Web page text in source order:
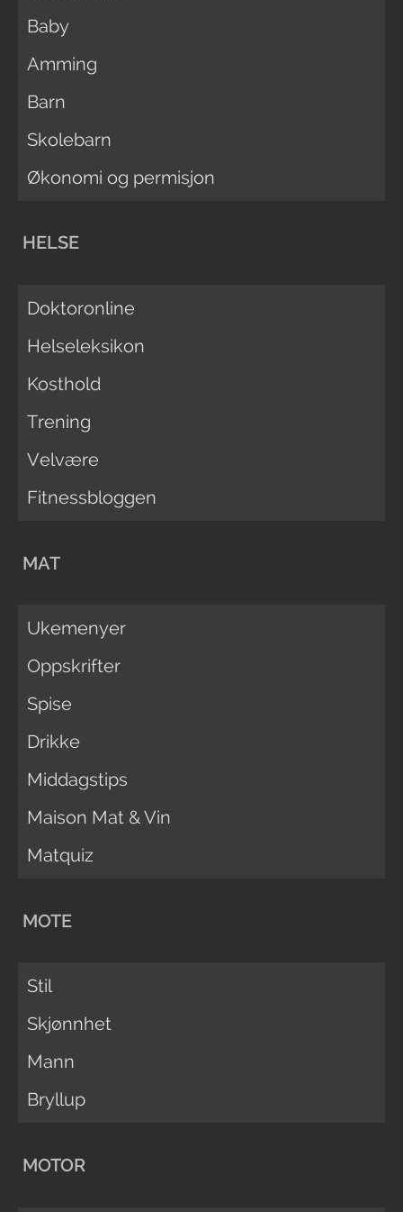
Baby
Amming
Barn
Skolebarn
Økonomi og permisjon
HELSE
Doktoronline
Helseleksikon
Kosthold
Trening
Velvære
Fitnessbloggen
MAT
Ukemenyer
Oppskrifter
Spise
Drikke
Middagstips
Maison Mat & Vin
Matquiz
MOTE
Stil
Skjønnhet
Mann
Bryllup
MOTOR